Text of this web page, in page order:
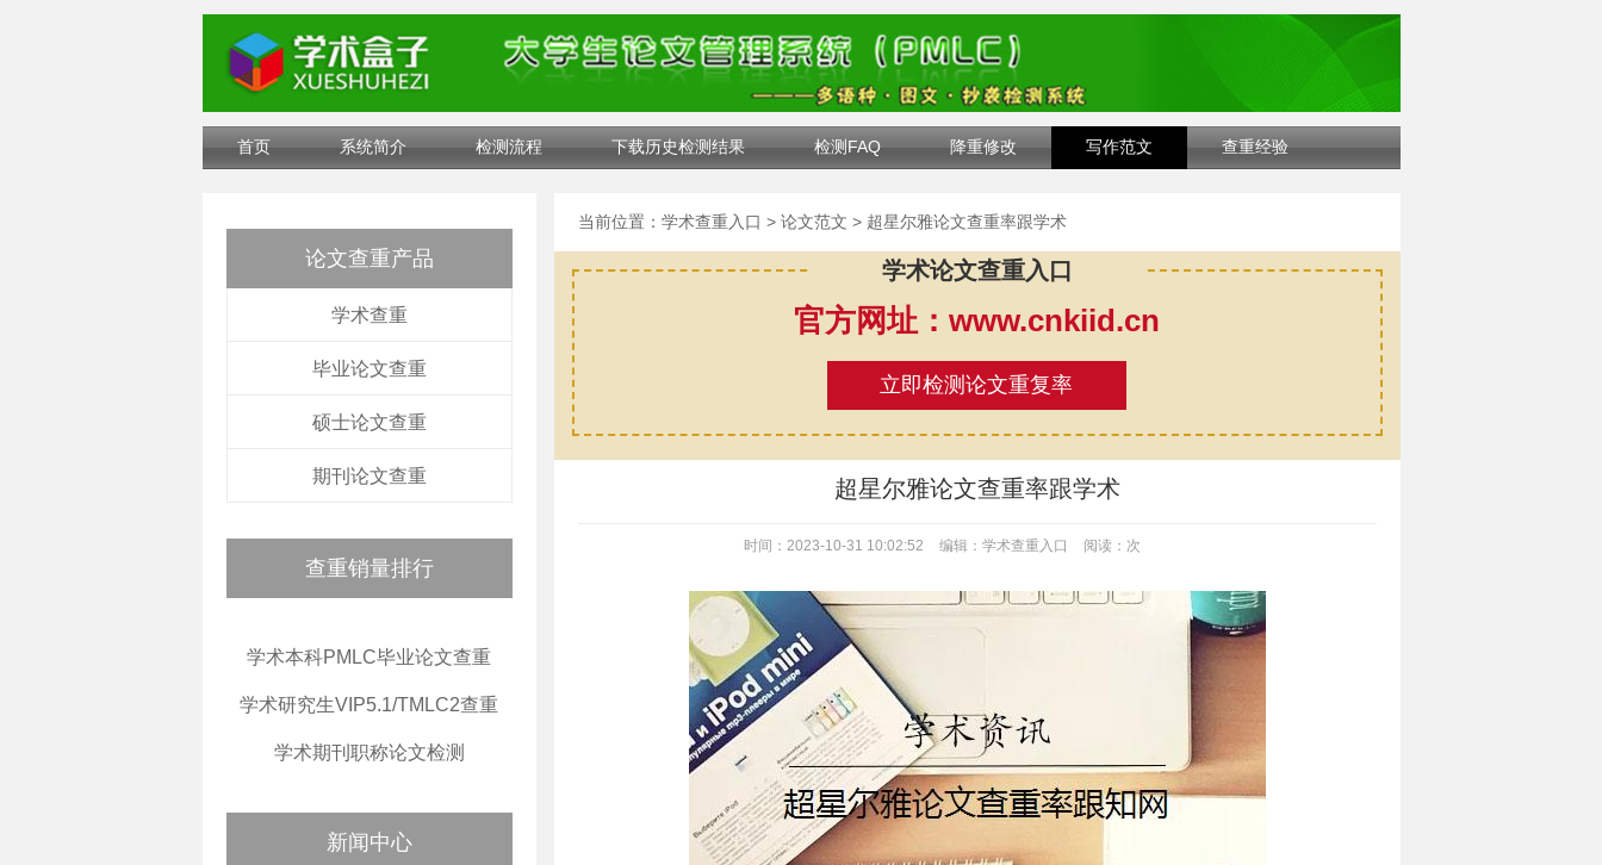
首页 系统简介 检测流程 下载历史检测结果 检测FAQ 降重修改 写作范文 查重经验
论文查重产品
学术查重
毕业论文查重
硕士论文查重
期刊论文查重
查重销量排行
学术本科PMLC毕业论文查重
学术研究生VIP5.1/TMLC2查重
学术期刊职称论文检测
新闻中心
当前位置： 学术查重入口 > 论文范文 > 超星尔雅论文查重率跟学术
学术论文查重入口
官方网址：www.cnkiid.cn
立即检测论文重复率
超星尔雅论文查重率跟学术
时间：2023-10-31 10:02:52 编辑：学术查重入口 阅读： 次